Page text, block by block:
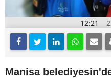
12:21
Manisa